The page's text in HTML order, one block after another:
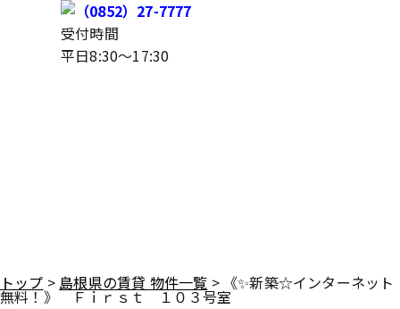
受付時間
平日8:30～17:30
トップ > 島根県の賃貸 物件一覧 > 《✨新築☆インターネット
無料！》 Ｆｉｒｓｔ １０３号室